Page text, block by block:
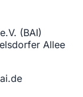
(BAI)
Allee